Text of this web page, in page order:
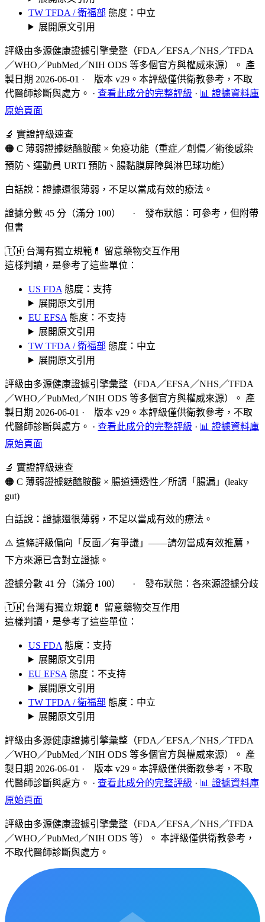
TW TFDA / 衛福部 態度：中立
展開原文引用
評級由多源健康證據引擎彙整（FDA／EFSA／NHS／TFDA
／WHO／PubMed／NIH ODS 等多個官方與權威來源）。 產
製日期 2026-06-01 · 版本 v29。本評級僅供衛教參考，不取
代醫師診斷與處方。 · 查看此成分的完整評級 · 📊 證據資料庫
原始頁面
🔬 實證評級速查
🟠 C 薄弱證據麩醯胺酸 × 免疫功能（重症／創傷／術後感染
預防、運動員 URTI 預防、腸黏膜屏障與淋巴球功能）
白話說：證據還很薄弱，不足以當成有效的療法。
證據分數 45 分（滿分 100） · 發布狀態：可參考，但附帶
但書
🇹🇼 台灣有獨立規範 💊 留意藥物交互作用
這樣判讀，是參考了這些單位：
US FDA 態度：支持
展開原文引用
EU EFSA 態度：不支持
展開原文引用
TW TFDA / 衛福部 態度：中立
展開原文引用
評級由多源健康證據引擎彙整（FDA／EFSA／NHS／TFDA
／WHO／PubMed／NIH ODS 等多個官方與權威來源）。 產
製日期 2026-06-01 · 版本 v29。本評級僅供衛教參考，不取
代醫師診斷與處方。 · 查看此成分的完整評級 · 📊 證據資料庫
原始頁面
🔬 實證評級速查
🟠 C 薄弱證據麩醯胺酸 × 腸道通透性／所謂「腸漏」(leaky
gut)
白話說：證據還很薄弱，不足以當成有效的療法。
⚠️ 這條評級偏向「反面／有爭議」——請勿當成有效推薦，
下方來源已含對立證據。
證據分數 41 分（滿分 100） · 發布狀態：各來源證據分歧
🇹🇼 台灣有獨立規範 💊 留意藥物交互作用
這樣判讀，是參考了這些單位：
US FDA 態度：支持
展開原文引用
EU EFSA 態度：不支持
展開原文引用
TW TFDA / 衛福部 態度：中立
展開原文引用
評級由多源健康證據引擎彙整（FDA／EFSA／NHS／TFDA
／WHO／PubMed／NIH ODS 等多個官方與權威來源）。 產
製日期 2026-06-01 · 版本 v29。本評級僅供衛教參考，不取
代醫師診斷與處方。 · 查看此成分的完整評級 · 📊 證據資料庫
原始頁面
評級由多源健康證據引擎彙整（FDA／EFSA／NHS／TFDA
／WHO／PubMed／NIH ODS 等）。 本評級僅供衛教參考，
不取代醫師診斷與處方。